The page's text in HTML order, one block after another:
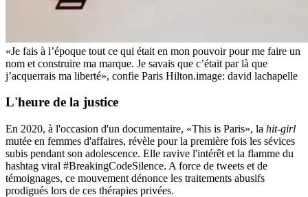
«Je fais à l’époque tout ce qui était en mon pouvoir pour me faire un
nom et construire ma marque. Je savais que c’était par là que
j’acquerrais ma liberté», confie Paris Hilton.image: david lachapelle
L'heure de la justice
En 2020, à l'occasion d'un documentaire, «This is Paris», la hit-girl
mutée en femmes d'affaires, révèle pour la première fois les sévices
subis pendant son adolescence. Elle ravive l'intérêt et la flamme du
hashtag viral #BreakingCodeSilence. A force de tweets et de
témoignages, ce mouvement dénonce les traitements abusifs
prodigués lors de ces thérapies privées.